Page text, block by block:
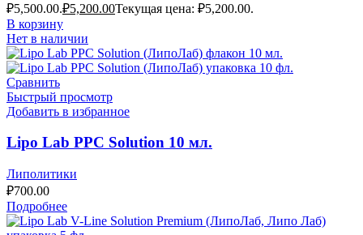
₽5,500.00.₽5,200.00Текущая цена: ₽5,200.00.
В корзину
Нет в наличии
Сравнить
Быстрый просмотр
Добавить в избранное
Lipo Lab PPC Solution 10 мл.
Липолитики
₽700.00
Подробнее